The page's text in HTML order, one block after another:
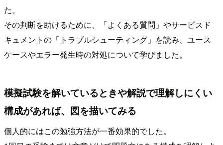
た。
その判断を助けるために、「よくある質問」やサービスド
キュメントの「トラブルシューティング」を読み、ユース
ケースやエラー発生時の対処について学びました。
模擬試験を解いているときや解説で理解しにくい
構成があれば、図を描いてみる
個人的にはこの勉強方法が一番効果的でした。